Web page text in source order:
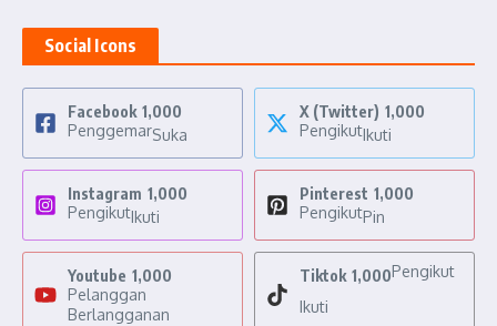
Social Icons
Facebook 1,000
PenggemarSuka
X (Twitter) 1,000
PengikutIkuti
Instagram 1,000
PengikutIkuti
Pinterest 1,000
PengikutPin
Youtube 1,000
Pelanggan
Berlangganan
Tiktok 1,000Pengikut
Ikuti